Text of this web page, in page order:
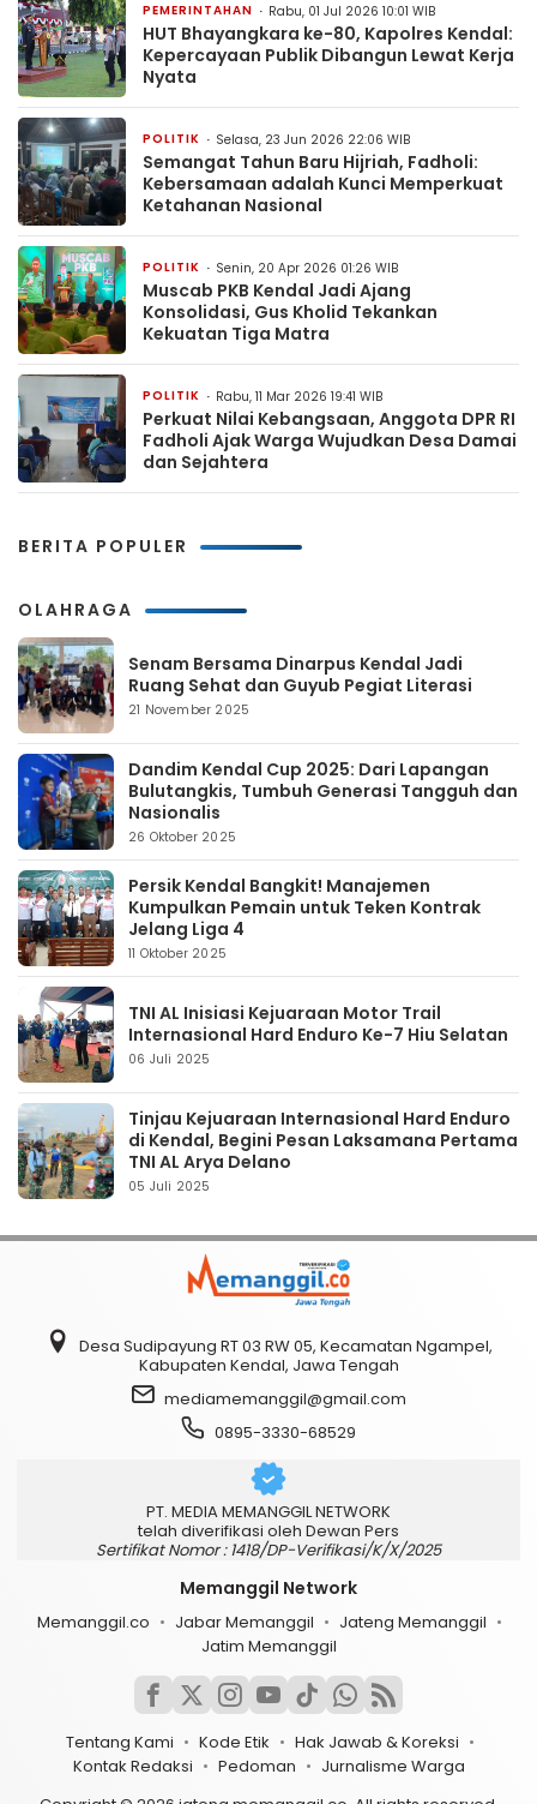
PEMERINTAHAN Rabu, 01 Jul 2026 10:01 WIB
HUT Bhayangkara ke-80, Kapolres Kendal:
Kepercayaan Publik Dibangun Lewat Kerja
Nyata
POLITIK Selasa, 23 Jun 2026 22:06 WIB
Semangat Tahun Baru Hijriah, Fadholi:
Kebersamaan adalah Kunci Memperkuat
Ketahanan Nasional
POLITIK Senin, 20 Apr 2026 01:26 WIB
Muscab PKB Kendal Jadi Ajang
Konsolidasi, Gus Kholid Tekankan
Kekuatan Tiga Matra
POLITIK Rabu, 11 Mar 2026 19:41 WIB
Perkuat Nilai Kebangsaan, Anggota DPR RI
Fadholi Ajak Warga Wujudkan Desa Damai
dan Sejahtera
BERITA POPULER
OLAHRAGA
Senam Bersama Dinarpus Kendal Jadi
Ruang Sehat dan Guyub Pegiat Literasi
21 November 2025
Dandim Kendal Cup 2025: Dari Lapangan
Bulutangkis, Tumbuh Generasi Tangguh dan
Nasionalis
26 Oktober 2025
Persik Kendal Bangkit! Manajemen
Kumpulkan Pemain untuk Teken Kontrak
Jelang Liga 4
11 Oktober 2025
TNI AL Inisiasi Kejuaraan Motor Trail
Internasional Hard Enduro Ke-7 Hiu Selatan
06 Juli 2025
Tinjau Kejuaraan Internasional Hard Enduro
di Kendal, Begini Pesan Laksamana Pertama
TNI AL Arya Delano
05 Juli 2025
Desa Sudipayung RT 03 RW 05, Kecamatan Ngampel,
Kabupaten Kendal, Jawa Tengah
mediamemanggil@gmail.com
0895-3330-68529
PT. MEDIA MEMANGGIL NETWORK
telah diverifikasi oleh Dewan Pers
Sertifikat Nomor : 1418/DP-Verifikasi/K/X/2025
Memanggil Network
Memanggil.co Jabar Memanggil
Jateng Memanggil
Jatim Memanggil
Tentang Kami Kode Etik
Hak Jawab & Koreksi
Kontak Redaksi
Pedoman
Jurnalisme Warga